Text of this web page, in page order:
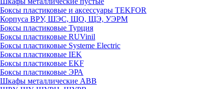
Боксы пластиковые и аксессуары TEKFOR
Корпуса ВРУ, ШЭС, ЩО, ЩЭ, УЭРМ
Боксы пластиковые Турция
Боксы пластиковые RUVinil
Боксы пластиковые Systeme Electric
Боксы пластиковые IEK
Боксы пластиковые EKF
Боксы пластиковые ЭРА
Шкафы металлические ABB